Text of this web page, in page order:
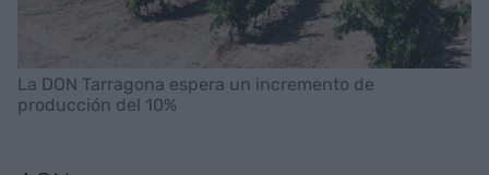
La DON Tarragona espera un incremento de
producción del 10%